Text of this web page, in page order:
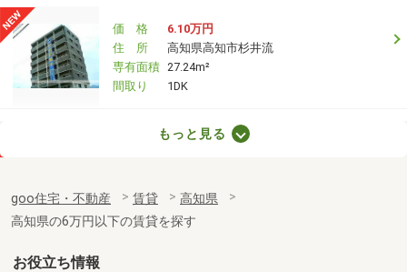
価 格
6.10万円
住 所
高知県高知市杉井流
専有面積 27.24m²
間取り
1DK
専有面積
30m²
間取り
1DK
高知県南国市大そね甲
もっと見る
goo住宅・不動産 賃貸
高知県
高知県の6万円以下の賃貸を探す
お役立ち情報